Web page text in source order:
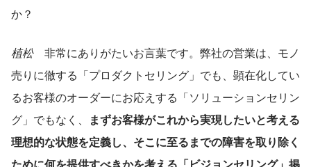
か？
植松 非常にありがたいお言葉です。弊社の営業は、モノ
売りに徹する「プロダクトセリング」でも、顕在化してい
るお客様のオーダーにお応えする「ソリューションセリン
グ」でもなく、
まずお客様がこれから実現したいと考える
理想的な状態を定義し、そこに至るまでの障害を取り除く
ために何を提供すべきかを考える「ビジョンセリング」掲